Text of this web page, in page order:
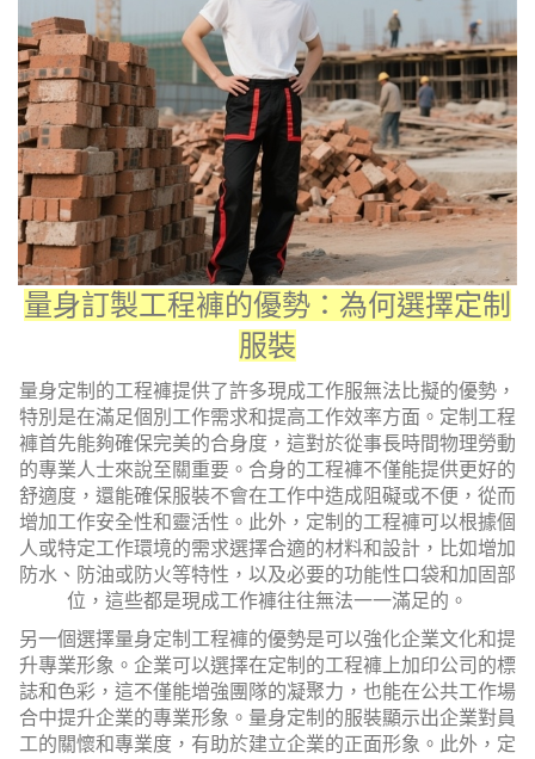
量身訂製工程褲的優勢：為何選擇定制
服裝
量身定制的工程褲提供了許多現成工作服無法比擬的優勢，
特別是在滿足個別工作需求和提高工作效率方面。定制工程
褲首先能夠確保完美的合身度，這對於從事長時間物理勞動
的專業人士來說至關重要。合身的工程褲不僅能提供更好的
舒適度，還能確保服裝不會在工作中造成阻礙或不便，從而
增加工作安全性和靈活性。此外，定制的工程褲可以根據個
人或特定工作環境的需求選擇合適的材料和設計，比如增加
防水、防油或防火等特性，以及必要的功能性口袋和加固部
位，這些都是現成工作褲往往無法一一滿足的。
另一個選擇量身定制工程褲的優勢是可以強化企業文化和提
升專業形象。企業可以選擇在定制的工程褲上加印公司的標
誌和色彩，這不僅能增強團隊的凝聚力，也能在公共工作場
合中提升企業的專業形象。量身定制的服裝顯示出企業對員
工的關懷和專業度，有助於建立企業的正面形象。此外，定